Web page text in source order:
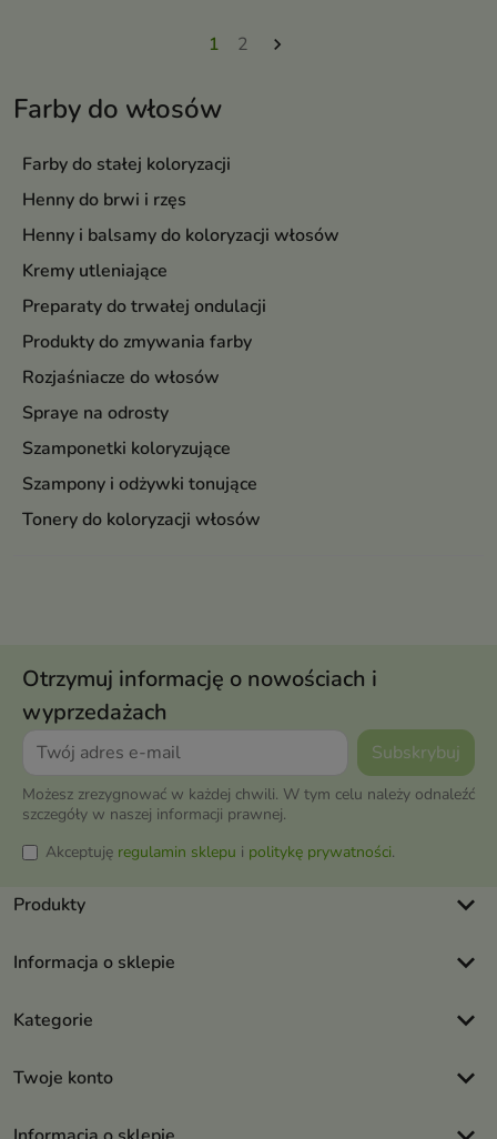
Farby do włosów
Farby do stałej koloryzacji
Henny do brwi i rzęs
Henny i balsamy do koloryzacji włosów
Kremy utleniające
Preparaty do trwałej ondulacji
Produkty do zmywania farby
Rozjaśniacze do włosów
Spraye na odrosty
Szamponetki koloryzujące
Szampony i odżywki tonujące
Tonery do koloryzacji włosów
1 2 
Otrzymuj informację o nowościach i
wyprzedażach
Możesz zrezygnować w każdej chwili. W tym celu należy odnaleźć
szczegóły w naszej informacji prawnej.
Akceptuję regulamin sklepu i politykę prywatności.
Produkty keyboard_arrow_down
Informacja o sklepie keyboard_arrow_down
Kategorie keyboard_arrow_down
Twoje konto keyboard_arrow_down